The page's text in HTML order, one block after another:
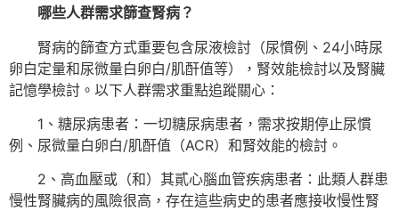
哪些人群需求篩查腎病？
腎病的篩查方式重要包含尿液檢討（尿慣例、24小時尿
卵白定量和尿微量白卵白/肌酐值等），腎效能檢討以及腎臟
記憶學檢討。以下人群需求重點追蹤關心：
1、糖尿病患者：一切糖尿病患者，需求按期停止尿慣
例、尿微量白卵白/肌酐值（ACR）和腎效能的檢討。
2、高血壓或（和）其貳心腦血管疾病患者：此類人群患
慢性腎臟病的風險很高，存在這些病史的患者應接收慢性腎